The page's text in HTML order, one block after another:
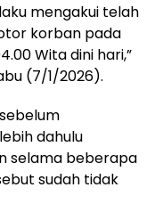
mengakui telah
korban pada
Wita dini hari,”
(7/1/2026).
dahulu
selama beberapa
sudah tidak